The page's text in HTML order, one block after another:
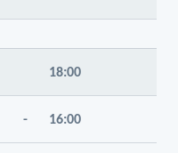
18:00
- 16:00